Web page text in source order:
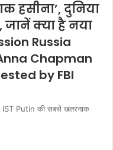
हसीना’, दुनिया
क्या है नया
Russia
Chapman
by FBI
Putin की सबसे खतरनाक